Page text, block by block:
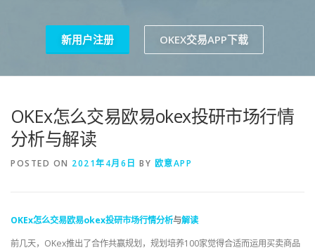
新用户注册 OKEX交易APP下载
OKEx怎么交易欧易okex投研市场行情
分析与解读
POSTED ON 2021年4月6日 BY 欧意APP
OKEx怎么交易欧易okex投研市场行情分析与解读
前几天，OKex推出了合作共赢规划，规划培养100家觉得合适而运用买卖商品